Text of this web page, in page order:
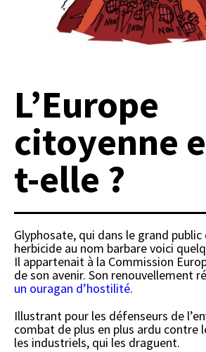
L’Europe
citoyenne
t-elle ?
Glyphosate, qui dans le grand
herbicide au nom barbare voici
Il appartenait à la Commission
de son avenir. Son renouvellement
un ouragan d’hostilité.
Illustrant pour les défenseurs de
combat de plus en plus ardu
les industriels, qui les draguent.